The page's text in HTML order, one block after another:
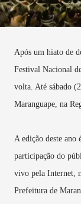
Após um hiato de
Festival Nacional
volta. Até sábado
Maranguape, na
A edição deste ano
participação do
vivo pela Internet,
Prefeitura de